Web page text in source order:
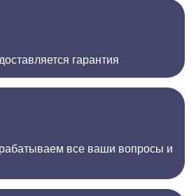
гарантия
все ваши вопросы и